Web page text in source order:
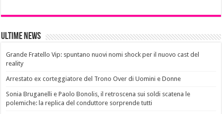
Ultime News
Grande Fratello Vip: spuntano nuovi nomi shock per il nuovo cast del
reality
Arrestato ex corteggiatore del Trono Over di Uomini e Donne
Sonia Bruganelli e Paolo Bonolis, il retroscena sui soldi scatena le
polemiche: la replica del conduttore sorprende tutti